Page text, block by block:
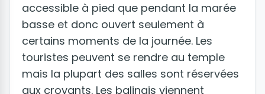
accessible à pied que pendant la marée
basse et donc ouvert seulement à
certains moments de la journée. Les
touristes peuvent se rendre au temple
mais la plupart des salles sont réservées
aux croyants. Les balinais viennent